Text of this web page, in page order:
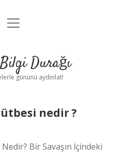
Anasayfa
Uyarı
menüyü
Durağı
gününü aydınlat!
nedir ?
Bir Savaşın İçindeki